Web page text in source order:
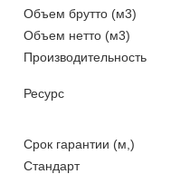
Объем брутто (м3)
Объем нетто (м3)
Производительность
Ресурс
Срок гарантии (м,)
Стандарт